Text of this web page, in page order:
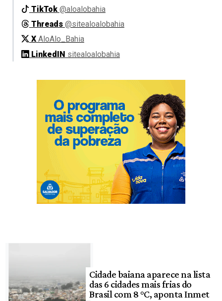
TikTok @aloalobahia
Threads @sitealoalobahia
X AloAlo_Bahia
LinkedIN sitealoalobahia
Cidade baiana aparece na lista
das 6 cidades mais frias do
Brasil com 8 °C, aponta Inmet